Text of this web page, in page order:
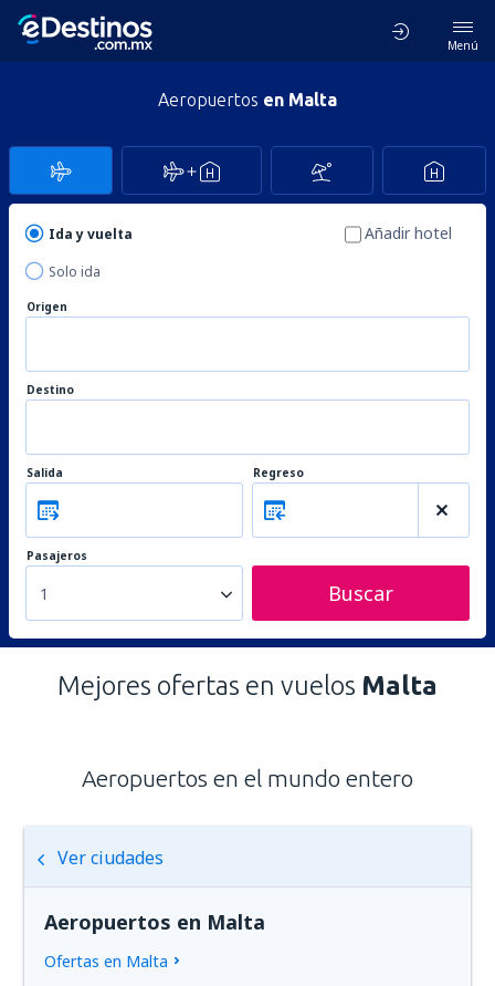
Menú
Aeropuertos en Malta
Ida y vuelta
Solo ida
Añadir hotel
Origen
Destino
Salida Regreso
Pasajeros
1 Buscar
Mejores ofertas en vuelos Malta
Aeropuertos en el mundo entero
Ver ciudades
Aeropuertos en Malta
Ofertas en Malta